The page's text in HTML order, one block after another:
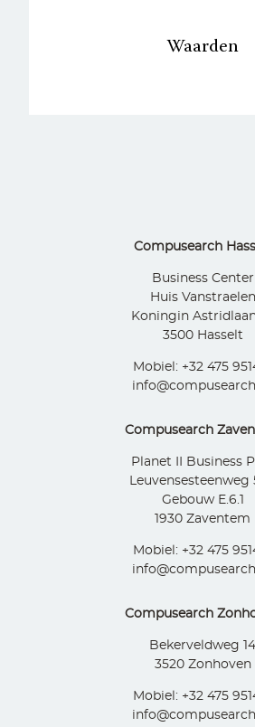
Waarden
Compusearch
Business Center
Huis Vanstraelen
Koningin
3500 Hasselt
Mobiel: +32 475
Compusearch
Planet II Business
Leuvensesteenweg
Gebouw E.6.1
1930 Zaventem
Mobiel: +32 475
Compusearch
Bekerveldweg 14
3520 Zonhoven
Mobiel: +32 475